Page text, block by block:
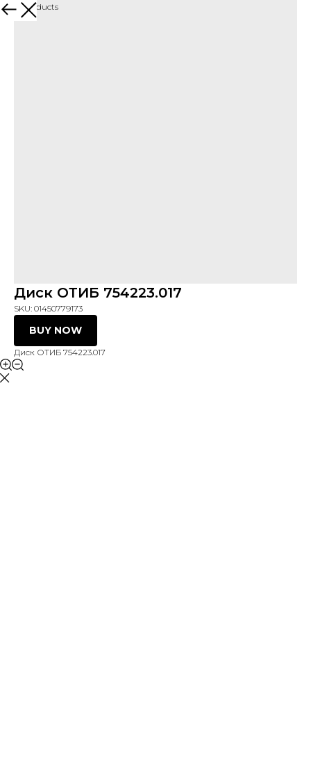
More products
Диск ОТИБ 754223.017
SKU: 01450779173
BUY NOW
Диск ОТИБ 754223.017